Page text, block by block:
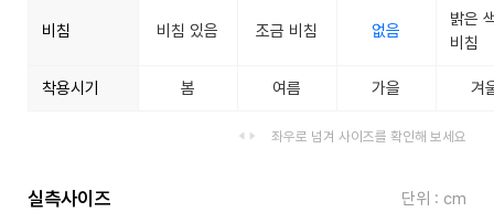
비침 비침 있음 조금 비침 없음
밝은
비침
착용시기 봄 여름 가을 겨
좌우로 넘겨 사이즈를 확인해 보세요
실측사이즈
단위 : cm